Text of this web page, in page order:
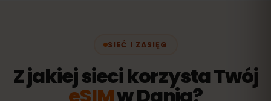
SIEĆ I ZASIĘG
Z jakiej sieci korzysta Twój